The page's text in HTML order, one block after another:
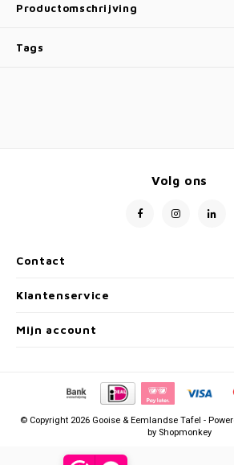
Productomschrijving
Tags
Contact
Volg ons
Klantenservice
Mijn account
© Copyright 2026 Gooise & Eemlandse Tafel -
by Shopmonkey